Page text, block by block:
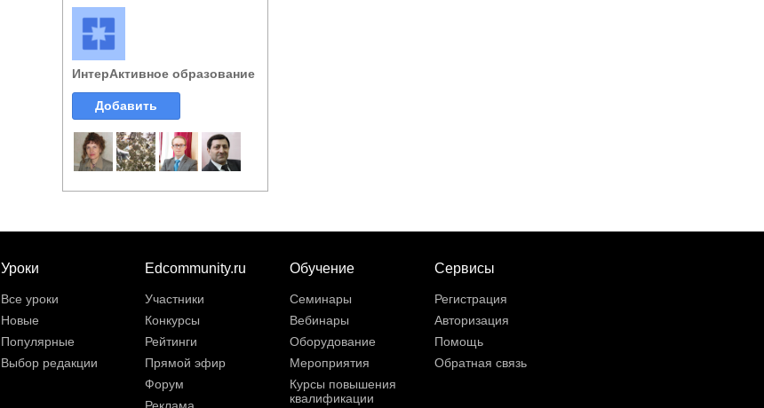
ИнтерАктивное образование
Добавить
Уроки
Все уроки
Новые
Популярные
Выбор редакции
Edcommunity.ru
Участники
Конкурсы
Рейтинги
Прямой эфир
Форум
Реклама
Обучение
Семинары
Вебинары
Оборудование
Мероприятия
Курсы повышения
квалификации
Сервисы
Регистрация
Авторизация
Помощь
Обратная связь